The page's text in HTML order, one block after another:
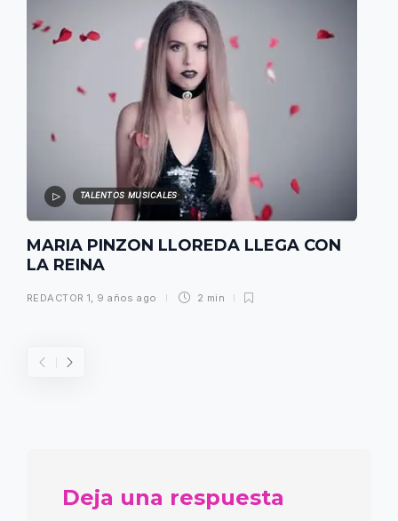
TALENTOS MUSICALES
MARIA PINZON LLOREDA LLEGA CON
LA REINA
REDACTOR 1, 9 años ago 2 min
Deja una respuesta